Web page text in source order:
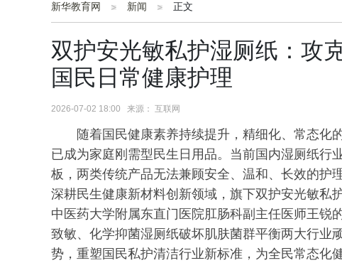
新华教育网 新闻 正文
双护安光敏私护湿厕纸：攻
国民日常健康护理
2026-07-02 18:00 来源： 互联网
随着国民健康素养持续提升，精细化、常态化
已成为家庭刚需型民生日用品。当前国内湿厕纸行
板，两类传统产品无法兼顾安全、温和、长效的护
深耕民生健康新材料创新领域，旗下双护安光敏私
中医药大学附属东直门医院肛肠科副主任医师王锐
致敏、化学抑菌湿厕纸破坏肌肤菌群平衡两大行业
势，重塑国民私护清洁行业新标准，为全民常态化